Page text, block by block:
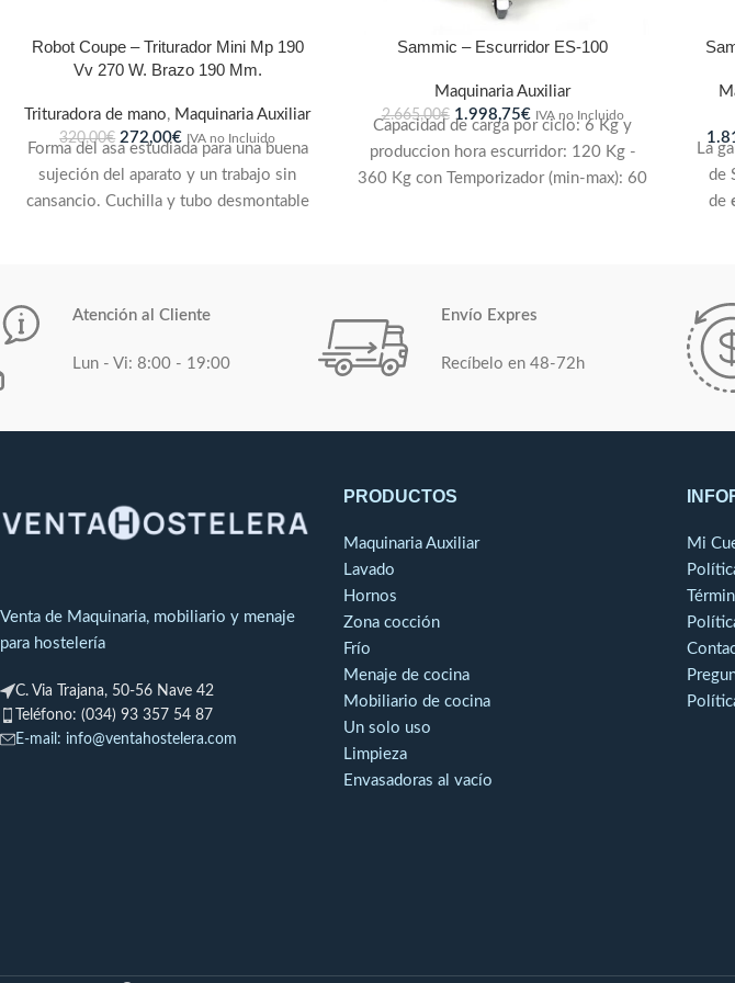
Robot Coupe – Triturador Mini Mp 190
Vv 270 W. Brazo 190 Mm.
Trituradora de mano, Maquinaria Auxiliar
320,00€ 272,00€ IVA no Incluido
Forma del asa estudiada para una buena
sujeción del aparato y un trabajo sin
cansancio. Cuchilla y tubo desmontable
acero inoxidable para una mayor
desmontable de acero inox para airear
salsas.
Sammic – Escurridor ES-100
Maquinaria Auxiliar
2.665,00€ 1.998,75€ IVA no Incluido
Capacidad de carga por ciclo: 6 Kg y
produccion hora escurridor: 120 Kg -
360 Kg con Temporizador (min-max): 60
La
de
de
Atención al Cliente
Lun - Vi: 8:00 - 19:00
Envío Expres
Recíbelo en 48-72h
Venta de Maquinaria, mobiliario y menaje
para hostelería
C. Via Trajana, 50-56 Nave 42
Teléfono: (034) 93 357 54 87
E-mail: info@ventahostelera.com
PRODUCTOS
Maquinaria Auxiliar
Lavado
Hornos
Zona cocción
Frío
Menaje de cocina
Mobiliario de cocina
Un solo uso
Limpieza
Envasadoras al vacío
Mi